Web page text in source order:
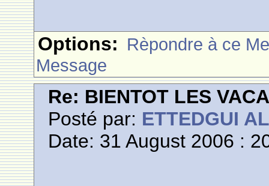
Options: Rèpondre à ce
Message
Re: BIENTOT LES
Posté par: ETTEDGUI
Date: 31 August 2006 :